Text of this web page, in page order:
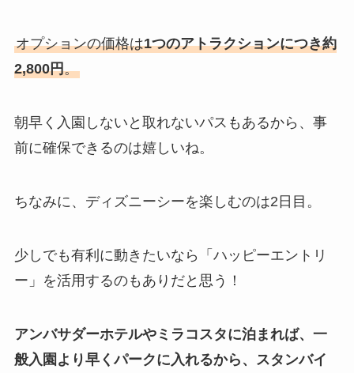
オプションの価格は1つのアトラクションにつき約
2,800円。
朝早く入園しないと取れないパスもあるから、事
前に確保できるのは嬉しいね。
ちなみに、ディズニーシーを楽しむのは2日目。
少しでも有利に動きたいなら「ハッピーエントリ
ー」を活用するのもありだと思う！
アンバサダーホテルやミラコスタに泊まれば、一
般入園より早くパークに入れるから、スタンバイ